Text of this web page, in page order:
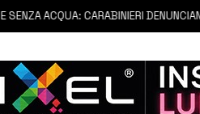
ACQUA: CARABINIERI DENUNCIANO